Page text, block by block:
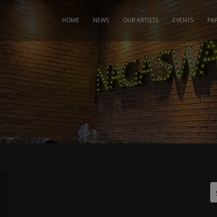
HOME NEWS OUR ARTISTS EVENTS
modal-check